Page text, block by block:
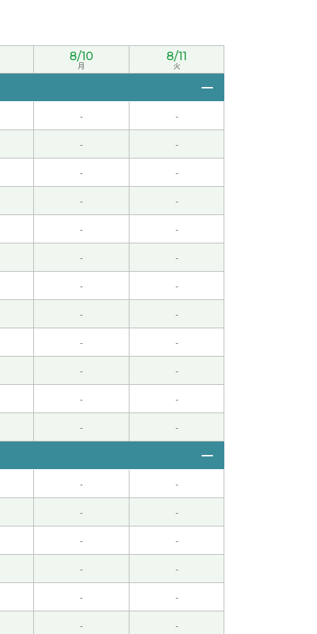
趣了。 以前住过天津的时候，我对早上吃粥
准一级和汉语导游考试的资格。
8/10
月
8/11
火
- -
- -
- -
- -
- -
- -
- -
- -
- -
- -
- -
- -
- -
- -
- -
- -
- -
- -